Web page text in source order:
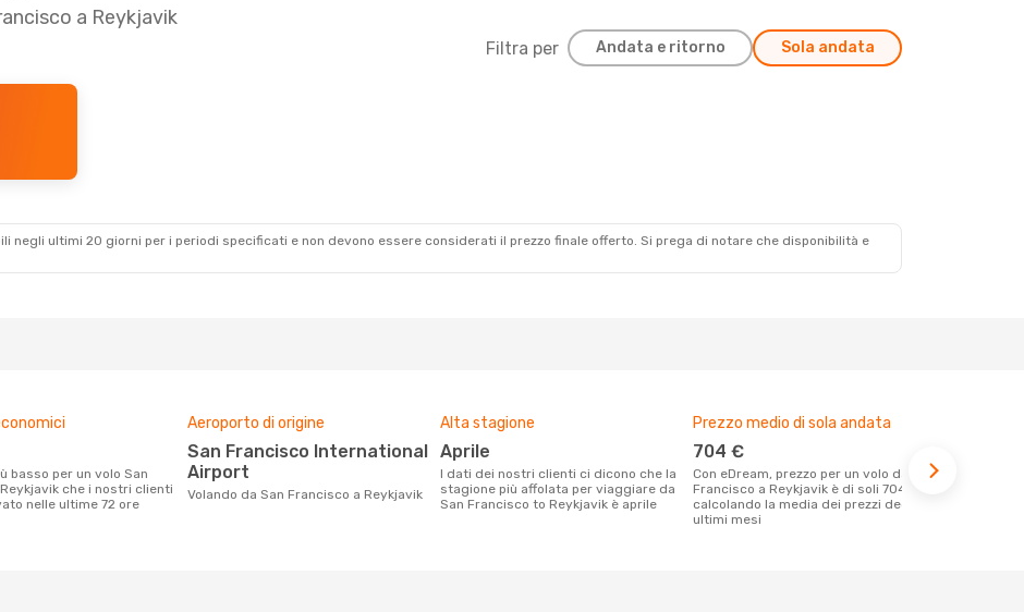
a Reykjavik
Filtra per Andata e ritorno Sola andata
negli ultimi 20 giorni per i periodi specificati e non devono essere considerati il ​​prezzo finale offerto. Si prega di notare che disponibilità e
che i nostri clienti
nelle ultime 72 ore
Aeroporto di origine
San Francisco International
Airport
Volando da San Francisco a Reykjavik
Alta stagione
aprile
I dati dei nostri clienti ci dicono che la
stagione più affolata per viaggiare da
San Francisco to Reykjavik è aprile
Prezzo medio di sola andata
704 €
Con eDream, prezzo per un volo da San
Francisco a Reykjavik è di soli 704 €
calcolando la media dei prezzi degli
ultimi mesi